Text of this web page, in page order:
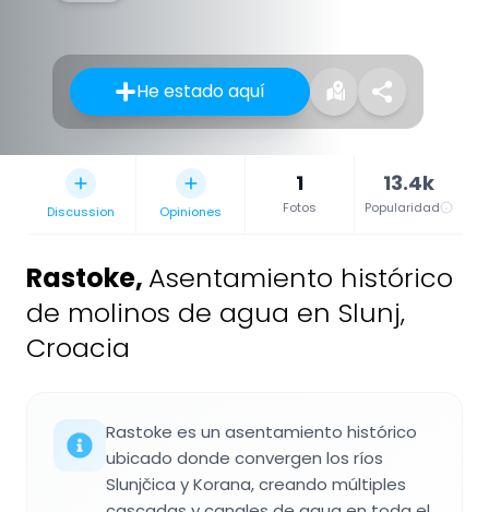
He estado aquí
Discussion Opiniones
1
Fotos
13.4k
Popularidad
Rastoke, Asentamiento histórico
de molinos de agua en Slunj,
Croacia
Rastoke es un asentamiento histórico
ubicado donde convergen los ríos
Slunjčica y Korana, creando múltiples